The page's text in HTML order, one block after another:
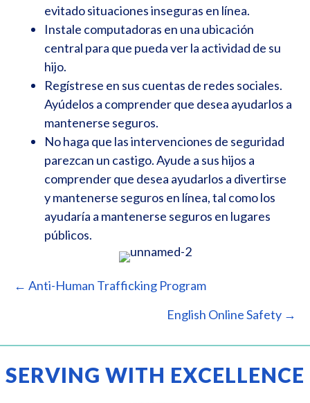
evitado situaciones inseguras en línea.
Instale computadoras en una ubicación
central para que pueda ver la actividad de su
hijo.
Regístrese en sus cuentas de redes sociales.
Ayúdelos a comprender que desea ayudarlos a
mantenerse seguros.
No haga que las intervenciones de seguridad
parezcan un castigo. Ayude a sus hijos a
comprender que desea ayudarlos a divertirse
y mantenerse seguros en línea, tal como los
ayudaría a mantenerse seguros en lugares
públicos.
POSTS
← Anti-Human Trafficking Program
English Online Safety →
SERVING WITH EXCELLENCE